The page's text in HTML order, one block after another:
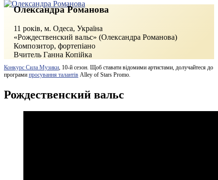
Олександра Романова
11 років, м. Одеса, Україна
«Рождественский вальс» (Олександра Романова)
Композитор, фортепіано
Вчитель Ганна Копійка
Конкурс Сила Музики, 10-й сезон. Щоб ставати відомими артистами, долучайтеся до
програми просування талантів Alley of Stars Promo.
Рождественский вальс